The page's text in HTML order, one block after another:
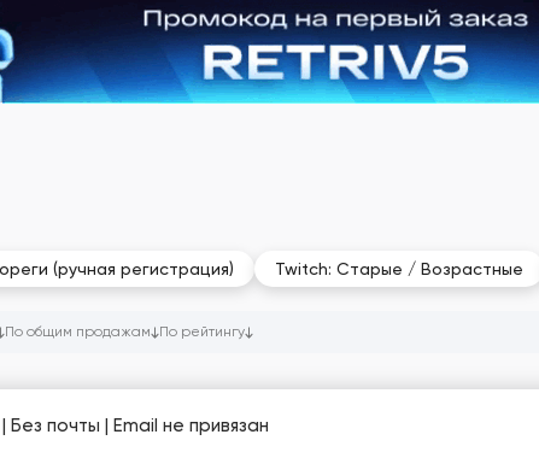
(ручная регистрация) Twitch: Старые / Возрастные
По общим продажам По рейтингу
почты | Email не привязан